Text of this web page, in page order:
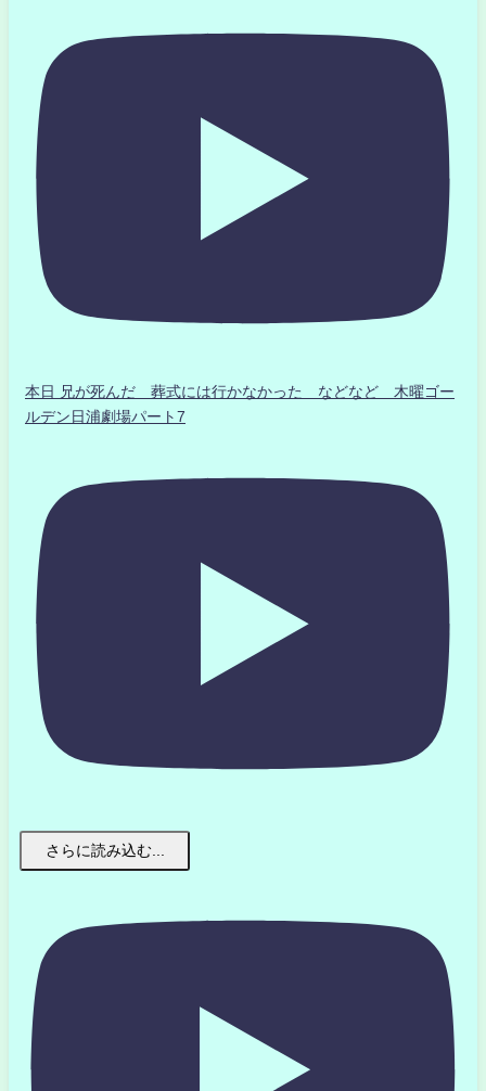
本日 兄が死んだ 葬式には行かなかった などなど 木曜ゴー
ルデン日浦劇場パート7
さらに読み込む...